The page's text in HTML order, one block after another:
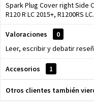
Spark Plug Cover right Side
R120 R LC 2015+, R1200RS
Valoraciones
0
Leer, escribir y debatir
Accesorios 1
Otros clientes también